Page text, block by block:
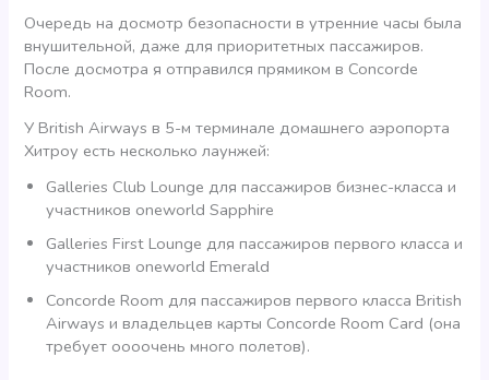
Очередь на досмотр безопасности в утренние часы была
внушительной, даже для приоритетных пассажиров.
После досмотра я отправился прямиком в Concorde
Room.
У British Airways в 5-м терминале домашнего аэропорта
Хитроу есть несколько лаунжей:
Galleries Club Lounge для пассажиров бизнес-класса и
участников oneworld Sapphire
Galleries First Lounge для пассажиров первого класса и
участников oneworld Emerald
Concorde Room для пассажиров первого класса British
Airways и владельцев карты Concorde Room Card (она
требует оооочень много полетов).